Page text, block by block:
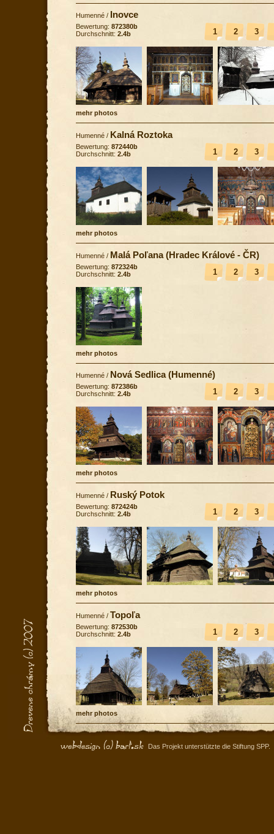
Humenné / Inovce
1 2 3
Bewertung: 872380b
Durchschnitt: 2.4b
mehr photos
Humenné / Kalná Roztoka
1 2 3
Bewertung: 872440b
Durchschnitt: 2.4b
mehr photos
Humenné / Malá Poľana (Hradec Králové - ČR)
1 2 3
Bewertung: 872324b
Durchschnitt: 2.4b
mehr photos
Humenné / Nová Sedlica (Humenné)
1 2 3
Bewertung: 872386b
Durchschnitt: 2.4b
mehr photos
Humenné / Ruský Potok
1 2 3
Bewertung: 872424b
Durchschnitt: 2.4b
mehr photos
Humenné / Topoľa
1 2 3
Bewertung: 872530b
Durchschnitt: 2.4b
mehr photos
Das Projekt unterstützte die Stiftung SPP.